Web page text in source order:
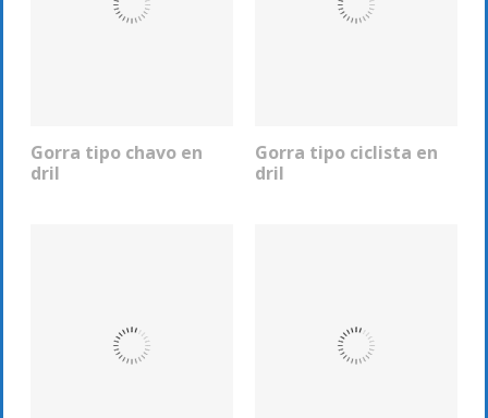
Gorra tipo chavo en
dril
COTIZAR
Gorra tipo ciclista en
dril
COTIZAR